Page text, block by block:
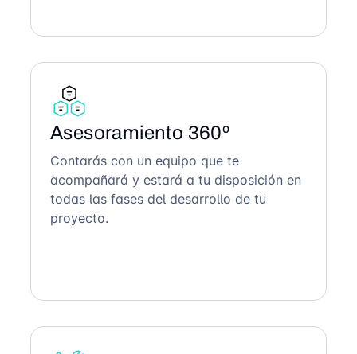
Asesoramiento 360º
Contarás con un equipo que te
acompañará y estará a tu disposición en
todas las fases del desarrollo de tu
proyecto.